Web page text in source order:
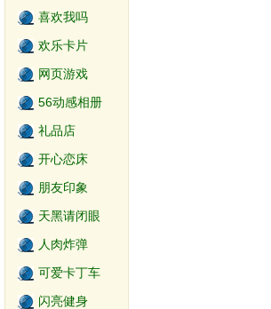
喜欢我吗
欢乐卡片
网页游戏
56动感相册
礼品店
开心恋床
朋友印象
天黑请闭眼
人肉炸弹
可爱卡丁车
闪亮健身